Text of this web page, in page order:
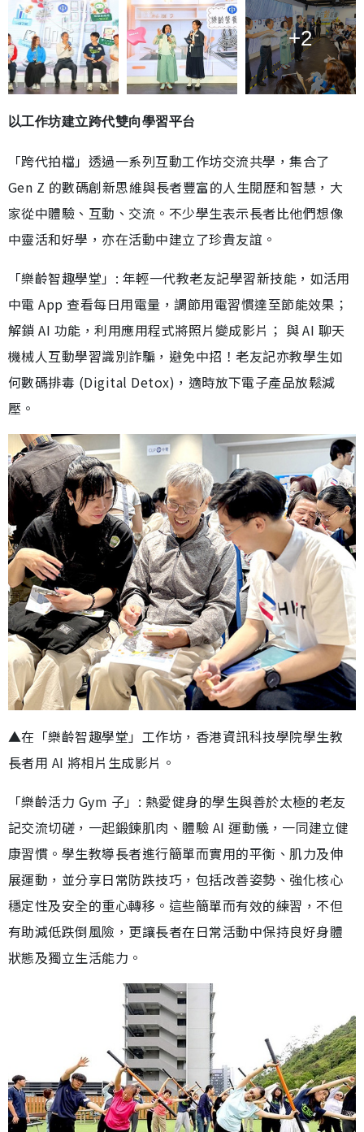
+2
以工作坊建立跨代雙向學習平台
「跨代拍檔」透過一系列互動工作坊交流共學，集合了
Gen Z 的數碼創新思維與長者豐富的人生閱歷和智慧，大
家從中體驗、互動、交流。不少學生表示長者比他們想像
中靈活和好學，亦在活動中建立了珍貴友誼。
「樂齡智趣學堂」: 年輕一代教老友記學習新技能，如活用
中電 App 查看每日用電量，調節用電習慣達至節能效果；
解鎖 AI 功能，利用應用程式將照片變成影片； 與 AI 聊天
機械人互動學習識別詐騙，避免中招！老友記亦教學生如
何數碼排毒 (Digital Detox)，適時放下電子產品放鬆減
壓。
▲在「樂齡智趣學堂」工作坊，香港資訊科技學院學生教
長者用 AI 將相片生成影片。
「樂齡活力 Gym 子」: 熱愛健身的學生與善於太極的老友
記交流切磋，一起鍛鍊肌肉、體驗 AI 運動儀，一同建立健
康習慣。學生教導長者進行簡單而實用的平衡、肌力及伸
展運動，並分享日常防跌技巧，包括改善姿勢、強化核心
穩定性及安全的重心轉移。這些簡單而有效的練習，不但
有助減低跌倒風險，更讓長者在日常活動中保持良好身體
狀態及獨立生活能力。